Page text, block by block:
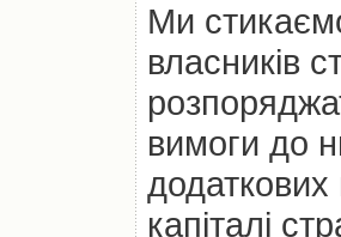
Ми
власників
вимоги до
додаткових
капіталі